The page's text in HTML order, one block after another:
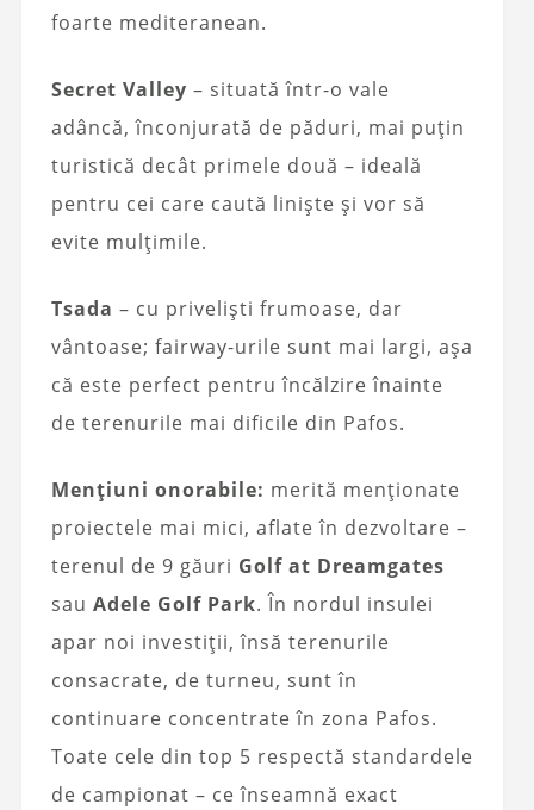
foarte mediteranean.
Secret Valley – situată într-o vale
adâncă, înconjurată de păduri, mai puțin
turistică decât primele două – ideală
pentru cei care caută liniște și vor să
evite mulțimile.
Tsada – cu priveliști frumoase, dar
vântoase; fairway-urile sunt mai largi, așa
că este perfect pentru încălzire înainte
de terenurile mai dificile din Pafos.
Mențiuni onorabile: merită menționate
proiectele mai mici, aflate în dezvoltare –
terenul de 9 găuri Golf at Dreamgates
sau Adele Golf Park. În nordul insulei
apar noi investiții, însă terenurile
consacrate, de turneu, sunt în
continuare concentrate în zona Pafos.
Toate cele din top 5 respectă standardele
de campionat – ce înseamnă exact